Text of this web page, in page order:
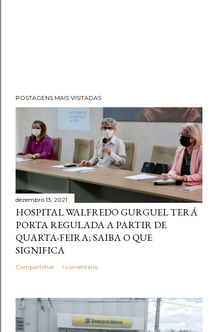
POSTAGENS MAIS VISITADAS
dezembro 13, 2021
HOSPITAL WALFREDO GURGUEL TERÁ
PORTA REGULADA A PARTIR DE
QUARTA-FEIRA; SAIBA O QUE
SIGNIFICA
Compartilhar 1 comentário